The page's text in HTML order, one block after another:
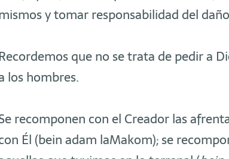
y tomar responsabilidad del
Recordemos que no se trata de pedir a
los hombres.
recomponen con el Creador las
Él (bein adam laMakom); se